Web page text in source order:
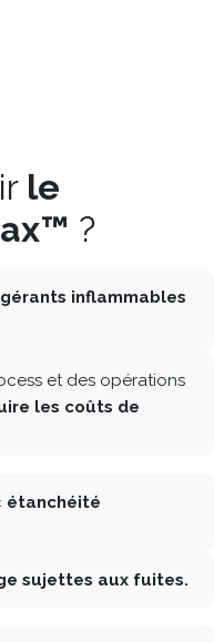
le
?
inflammables
et des opérations
les coûts de
étanchéité
sujettes aux fuites.